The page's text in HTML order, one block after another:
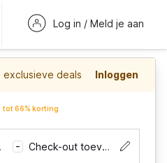
Log in / Meld je aan
exclusieve deals Inloggen
tot 66% korting
– Check-out toevoegen